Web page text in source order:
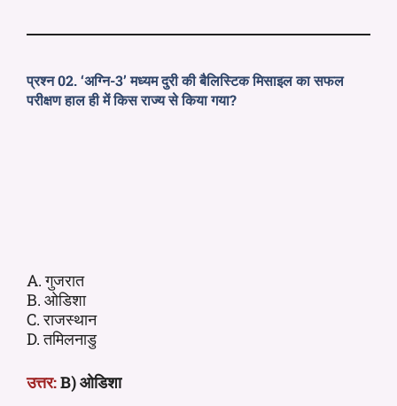
प्रश्न 02. ‘अग्नि-3’ मध्यम दुरी की बैलिस्टिक मिसाइल का सफल
परीक्षण हाल ही में किस राज्य से किया गया?
A. गुजरात
B. ओडिशा
C. राजस्थान
D. तमिलनाडु
उत्तर:B) ओडिशा